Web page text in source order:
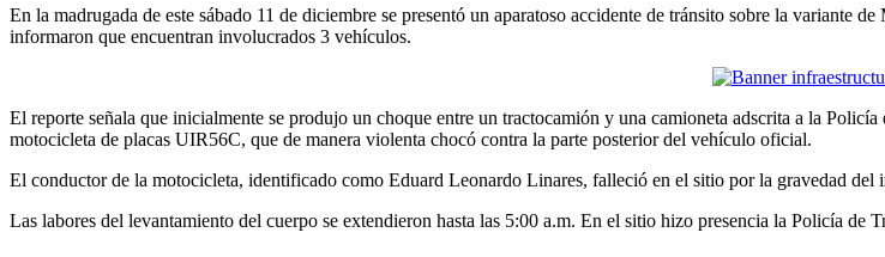
En la madrugada de este sábado 11 de diciembre se presentó un aparatoso accidente de tránsito sobre la variante
informaron que encuentran involucrados 3 vehículos.
El reporte señala que inicialmente se produjo un choque entre un tractocamión y una camioneta adscrita a la
motocicleta de placas UIR56C, que de manera violenta chocó contra la parte posterior del vehículo oficial.
El conductor de la motocicleta, identificado como Eduard Leonardo Linares, falleció en el sitio por la gravedad del
Las labores del levantamiento del cuerpo se extendieron hasta las 5:00 a.m. En el sitio hizo presencia la Policía de